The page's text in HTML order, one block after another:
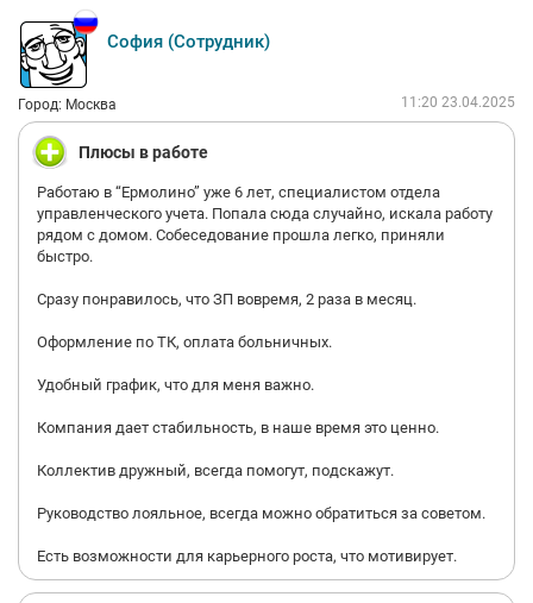
София (Сотрудник)
Город: Москва 11:20 23.04.2025
Плюсы в работе
Работаю в “Ермолино” уже 6 лет, специалистом отдела
управленческого учета. Попала сюда случайно, искала работу
рядом с домом. Собеседование прошла легко, приняли
быстро.
Сразу понравилось, что ЗП вовремя, 2 раза в месяц.
Оформление по ТК, оплата больничных.
Удобный график, что для меня важно.
Компания дает стабильность, в наше время это ценно.
Коллектив дружный, всегда помогут, подскажут.
Руководство лояльное, всегда можно обратиться за советом.
Есть возможности для карьерного роста, что мотивирует.